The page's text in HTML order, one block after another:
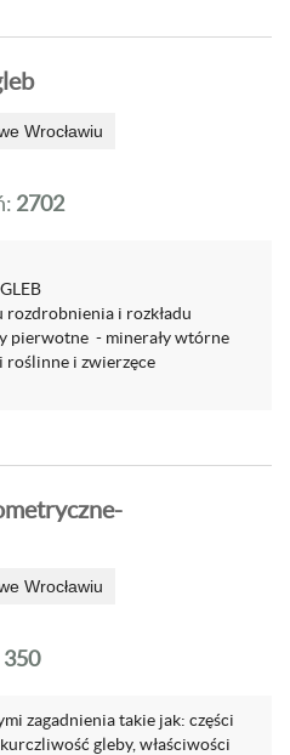
Wrocławiu
2702
rozdrobnienia i rozkładu
pierwotne - minerały wtórne
roślinne i zwierzęce
Wrocławiu
350
zagadnienia takie jak: części
gleby, właściwości